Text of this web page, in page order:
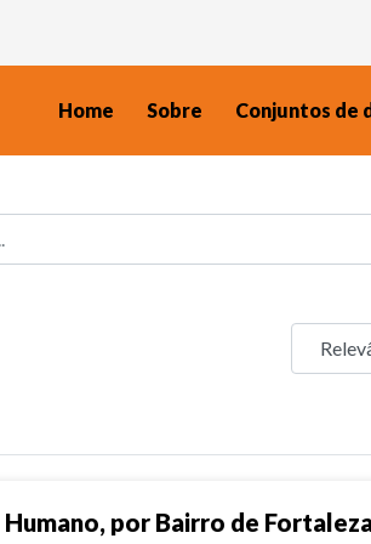
Home Sobre Conjuntos de
por Bairro de